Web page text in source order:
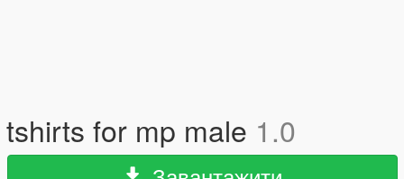
tshirts for mp male 1.0